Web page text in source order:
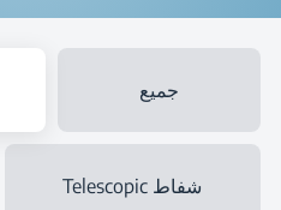
جميع
شفاط Telescopic